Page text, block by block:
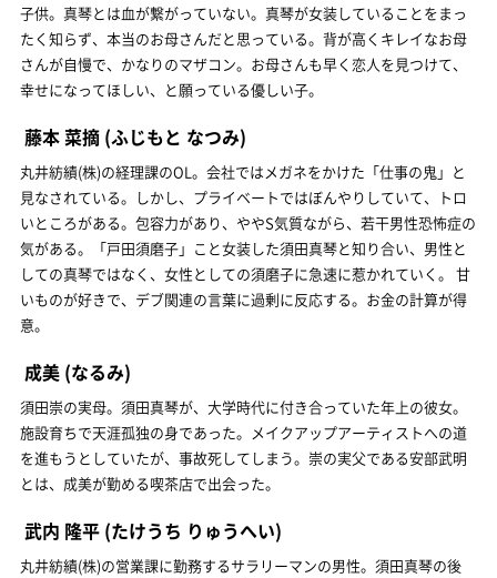
子供。真琴とは血が繋がっていない。真琴が女装していることをまっ
たく知らず、本当のお母さんだと思っている。背が高くキレイなお母
さんが自慢で、かなりのマザコン。お母さんも早く恋人を見つけて、
幸せになってほしい、と願っている優しい子。
藤本 菜摘 (ふじもと なつみ)
丸井紡績(株)の経理課のOL。会社ではメガネをかけた「仕事の鬼」と
見なされている。しかし、プライベートではぼんやりしていて、トロ
いところがある。包容力があり、ややS気質ながら、若干男性恐怖症の
気がある。「戸田須磨子」こと女装した須田真琴と知り合い、男性と
しての真琴ではなく、女性としての須磨子に急速に惹かれていく。 甘
いものが好きで、デブ関連の言葉に過剰に反応する。お金の計算が得
意。
成美 (なるみ)
須田崇の実母。須田真琴が、大学時代に付き合っていた年上の彼女。
施設育ちで天涯孤独の身であった。メイクアップアーティストへの道
を進もうとしていたが、事故死してしまう。崇の実父である安部武明
とは、成美が勤める喫茶店で出会った。
武内 隆平 (たけうち りゅうへい)
丸井紡績(株)の営業課に勤務するサラリーマンの男性。須田真琴の後